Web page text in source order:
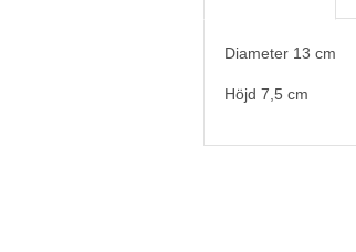
Diameter 13 cm
Höjd 7,5 cm